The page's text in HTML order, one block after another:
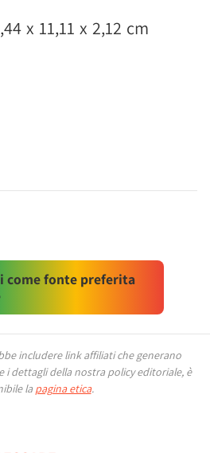
x 11,11 x 2,12 cm
come fonte preferita
includere link affiliati che generano
i dettagli della nostra policy editoriale, è
la pagina etica.